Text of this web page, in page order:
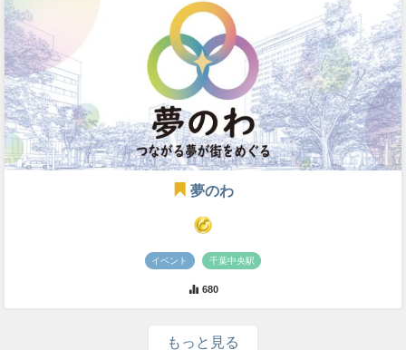
夢のわ
イベント 千葉中央駅
680
もっと見る